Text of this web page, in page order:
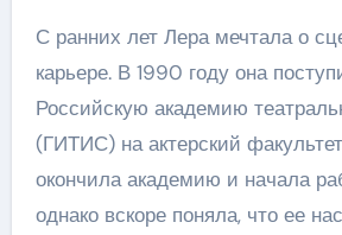
С ранних лет Лера мечтала о
карьере. В 1990 году она
Российскую академию
(ГИТИС) на актерский
окончила академию и начала
однако вскоре поняла, что ее